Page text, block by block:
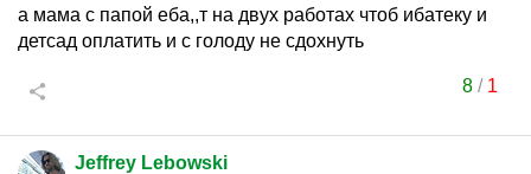
а мама с папой еба,,т на двух работах чтоб ибатеку и
детсад оплатить и с голоду не сдохнуть
8/ 1
Jeffrey Lebowski